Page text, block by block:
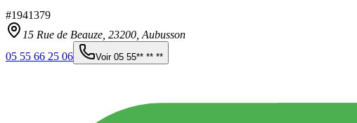
#1941379
15 Rue de Beauze, 23200 Aubusson
05 55 66 25 06
Voir 05 55** ** **